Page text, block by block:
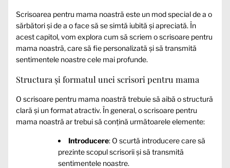
Scrisoarea pentru mama noastră este un mod special de a o
sărbători și de a o face să se simtă iubită și apreciată. În
acest capitol, vom explora cum să scriem o scrisoare pentru
mama noastră, care să fie personalizată și să transmită
sentimentele noastre cele mai profunde.
Structura și formatul unei scrisori pentru mama
O scrisoare pentru mama noastră trebuie să aibă o structură
clară și un format atractiv. În general, o scrisoare pentru
mama noastră ar trebui să conțină următoarele elemente:
Introducere: O scurtă introducere care să
prezinte scopul scrisorii și să transmită
sentimentele noastre.